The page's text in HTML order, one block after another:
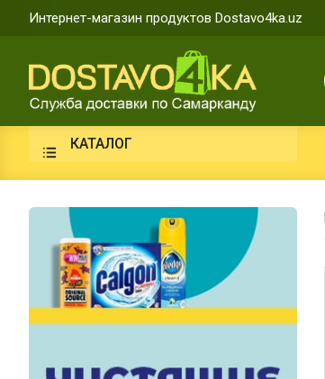
Интернет-магазин продуктов Dostavo4ka.uz
КАТАЛОГ